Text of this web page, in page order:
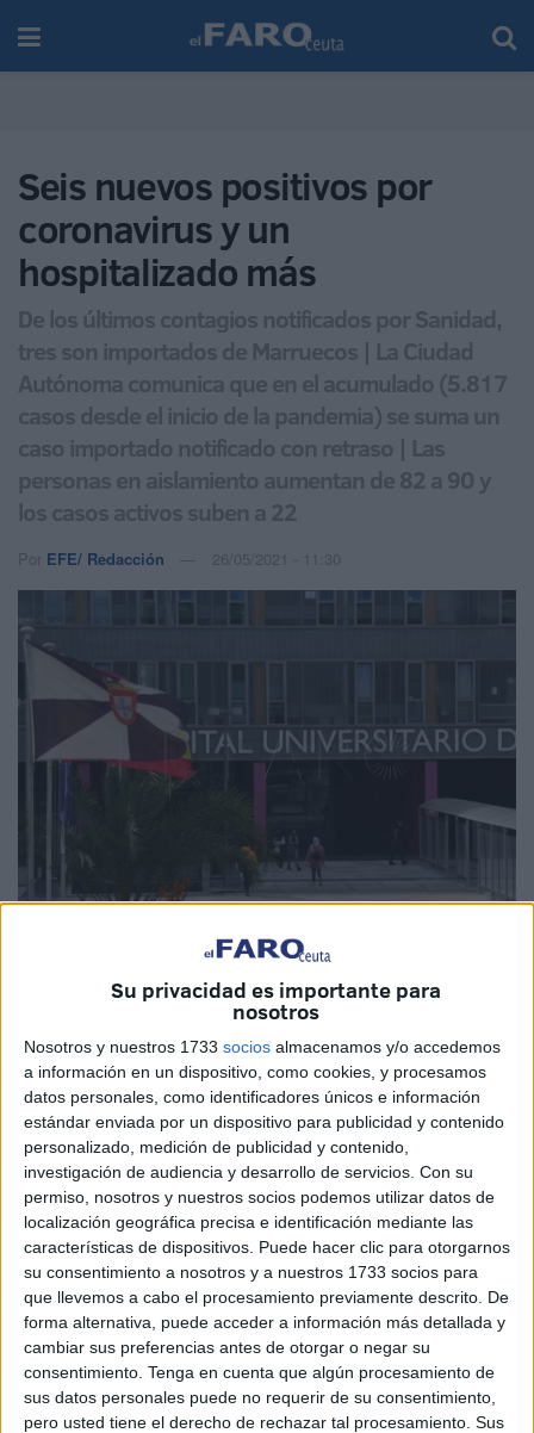
Su privacidad es importante para
nosotros
Nosotros y nuestros 1733 socios almacenamos y/o accedemos
a información en un dispositivo, como cookies, y procesamos
datos personales, como identificadores únicos e información
estándar enviada por un dispositivo para publicidad y contenido
personalizado, medición de publicidad y contenido,
investigación de audiencia y desarrollo de servicios. Con su
permiso, nosotros y nuestros socios podemos utilizar datos de
localización geográfica precisa e identificación mediante las
características de dispositivos. Puede hacer clic para otorgarnos
su consentimiento a nosotros y a nuestros 1733 socios para
que llevemos a cabo el procesamiento previamente descrito. De
forma alternativa, puede acceder a información más detallada y
cambiar sus preferencias antes de otorgar o negar su
consentimiento. Tenga en cuenta que algún procesamiento de
sus datos personales puede no requerir de su consentimiento,
pero usted tiene el derecho de rechazar tal procesamiento. Sus
Seis nuevos positivos por
coronavirus y un
hospitalizado más
De los últimos contagios notificados por Sanidad,
tres son importados de Marruecos | La Ciudad
Autónoma comunica que en el acumulado (5.817
casos desde el inicio de la pandemia) se suma un
caso importado notificado con retraso | Las
personas en aislamiento aumentan de 82 a 90 y
los casos activos suben a 22
Por EFE/ Redacción 26/05/2021 - 11:30
Este miércoles Ceuta registra seis positivos nuevos por
coronavirus, de los cuales tres son casos importados de
Marruecos. Se trata de tres hombres y tres mujeres: un
menor de 15 años; uno con una edad comprendida entre
los 20 y 29 años; otro de 30 a 39 años; uno de 40 a 49; otro
de 50 a 59 y, finalmente, otro enfermo cuya edad oscila
entre los 60 y los 69 años.
La Ciudad Autónoma comunica que en el acumulado
(5.817 casos desde el inicio de la pandemia) se suma un
caso importado notificado con retraso y correspondiente al
día 24 de mayo.